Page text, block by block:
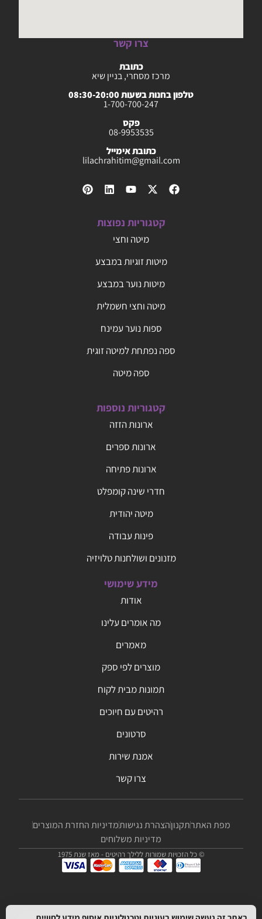
צרו קשר
כתובת
מרכז מסחרי, בניין שיא
טלפון בחנות בשעות 08:30-20:00
1-700-700-247
פקס
08-9953535
כתובת אימייל
lilachrahitim@gmail.com
קטגוריות נפוצות
מיטה וחצי
מיטות זוגיות במבצע
מיטות נוער במבצע
מיטה וחצי חשמלית
ספות נוער עמינח
ספה נפתחת למיטה זוגית
ספה מיטה
קטגוריות נוספות
ארונות הזזה
ארונות ספרים
ארונות פתיחה
חדרי שינה קומפלט
מיטה יהודית
פינות עבודה
מזנונים ושולחנות טלויזיה
מידע שימושי
אודות
מה אומרים עלינו
מאמרים
מוצרים לפי ספק
תמונות מבית לקוח
רהיטים עם חיוכים
סרטונים
אמנת שירות
צרו קשר
מפת האתרתקנוןהצהרת נגישותמדיניות החזרת המוצרים
מדיניות משלוחים
© כל הזכויות שמורות ללילך רהיטים - מאז שנת 1975